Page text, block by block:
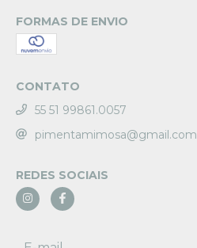
FORMAS DE ENVIO
CONTATO
55 51 99861.0057
pimentamimosa@gmail.com
REDES SOCIAIS